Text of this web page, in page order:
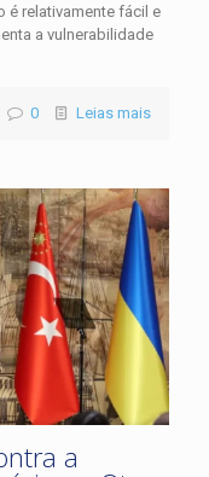
é relativamente fácil e
a vulnerabilidade
0 Leias mais
a